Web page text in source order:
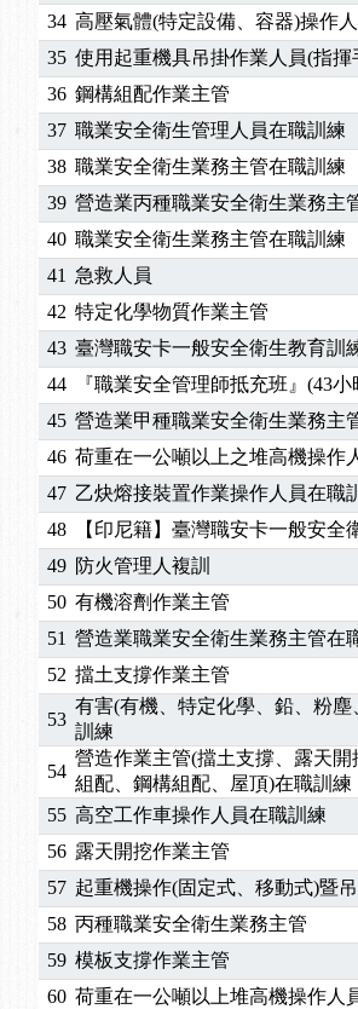
34 高壓氣體(特定設備、容器)操作
35 使用起重機具吊掛作業人員(指揮
36 鋼構組配作業主管
37 職業安全衛生管理人員在職訓練
38 職業安全衛生業務主管在職訓練
39 營造業丙種職業安全衛生業務主
40 職業安全衛生業務主管在職訓練
41
急救人員
42 特定化學物質作業主管
43 臺灣職安卡一般安全衛生教育訓
44
『職業安全管理師抵充班』(43小
45 營造業甲種職業安全衛生業務主
46 荷重在一公噸以上之堆高機操作
47 乙炔熔接裝置作業操作人員在職
48
【印尼籍】臺灣職安卡一般安全
49 防火管理人複訓
50 有機溶劑作業主管
51 營造業職業安全衛生業務主管在
52 擋土支撐作業主管
53
有害(有機、特定化學、鉛、粉
訓練
54
營造作業主管(擋土支撐、露天
組配、鋼構組配、屋頂)在職訓練
55 高空工作車操作人員在職訓練
56 露天開挖作業主管
57 起重機操作(固定式、移動式)暨
58 丙種職業安全衛生業務主管
59 模板支撐作業主管
60 荷重在一公噸以上堆高機操作人